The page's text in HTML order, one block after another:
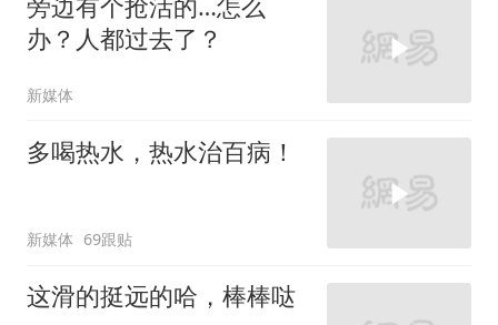
办？人都过去了？
新媒体
多喝热水，热水治百病！
新媒体 69跟贴
这滑的挺远的哈，棒棒哒